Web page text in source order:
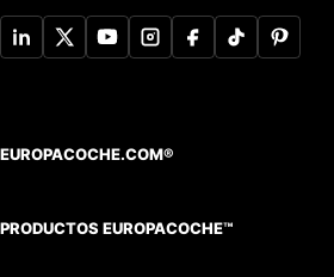
EUROPACOCHE.COM®
PRODUCTOS EUROPACOCHE™